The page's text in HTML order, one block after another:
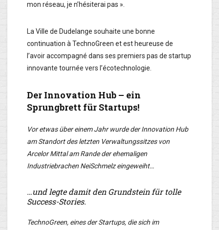
mon réseau, je n’hésiterai pas ».
La Ville de Dudelange souhaite une bonne
continuation à TechnoGreen et est heureuse de
l’avoir accompagné dans ses premiers pas de startup
innovante tournée vers l’écotechnologie.
Der Innovation Hub – ein
Sprungbrett für Startups!
Vor etwas über einem Jahr wurde der Innovation Hub
am Standort des letzten Verwaltungssitzes von
Arcelor Mittal am Rande der ehemaligen
Industriebrachen NeiSchmelz eingeweiht…
…und legte damit den Grundstein für tolle
Success-Stories.
TechnoGreen, eines der Startups, die sich im